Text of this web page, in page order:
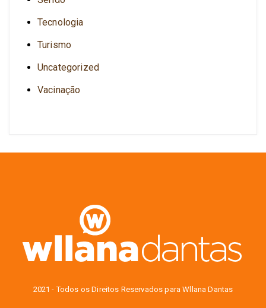
Tecnologia
Turismo
Uncategorized
Vacinação
2021 - Todos os Direitos Reservados para Wllana Dantas